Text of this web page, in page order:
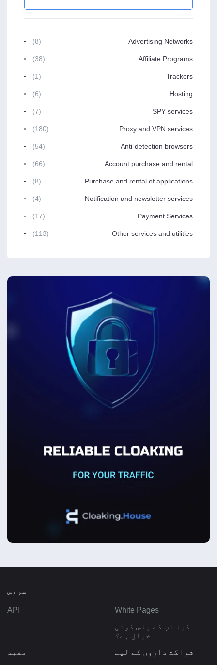
Advertising Networks
(8)
Affiliate Programs
(38)
Trackers
(1)
Hosting
(6)
SPY services
(7)
Proxy and VPN services
(180)
Anti-detection browsers
(54)
Account purchase and rental
(66)
Purchase and rental of applications
(8)
Notification and newsletter services
(4)
Payment Services
(17)
Other services and utilities
(113)
سروس
White Pages
API
کیا آپ کے پاس کوئی
خیال ہے؟
شراکت داروں کے لیے
مفید